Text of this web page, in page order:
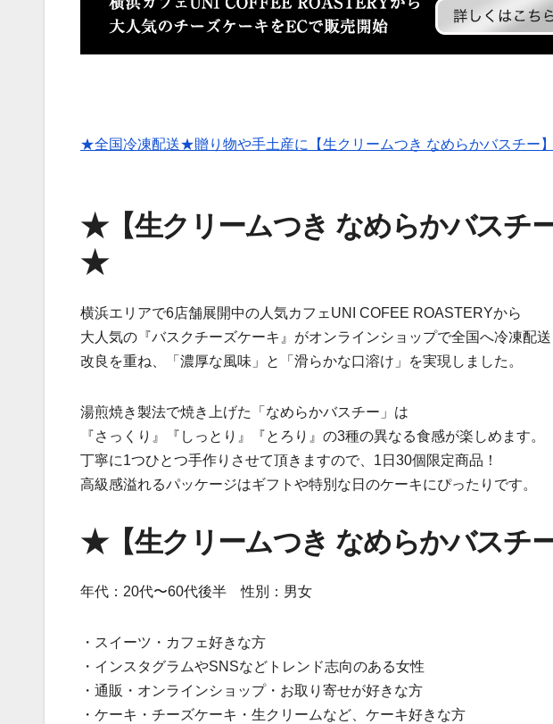
★全国冷凍配送★贈り物や手土産に【生クリームつき なめらかバスチー】
★【生クリームつき なめらかバスチ
★
横浜エリアで6店舗展開中の人気カフェUNI COFEE ROASTERYから
大人気の『バスクチーズケーキ』がオンラインショップで全国へ冷凍配送
改良を重ね、「濃厚な風味」と「滑らかな口溶け」を実現しました。
湯煎焼き製法で焼き上げた「なめらかバスチー」は
『さっくり』『しっとり』『とろり』の3種の異なる食感が楽しめます。
丁寧に1つひとつ手作りさせて頂きますので、1日30個限定商品！
高級感溢れるパッケージはギフトや特別な日のケーキにぴったりです。
★【生クリームつき なめらかバスチ
年代：20代〜60代後半 性別：男女
・スイーツ・カフェ好きな方
・インスタグラムやSNSなどトレンド志向のある女性
・通販・オンラインショップ・お取り寄せが好きな方
・ケーキ・チーズケーキ・生クリームなど、ケーキ好きな方